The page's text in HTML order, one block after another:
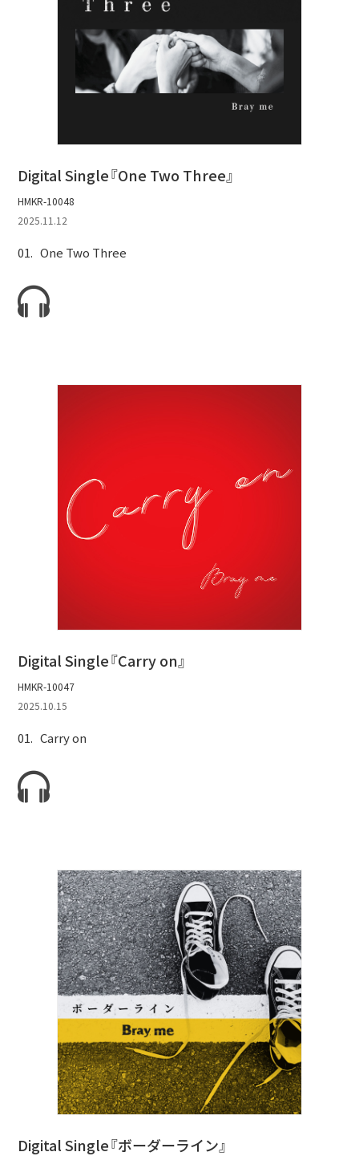
Digital Single『One Two Three』
HMKR-10048
2025.11.12
One Two Three
Digital Single『Carry on』
HMKR-10047
2025.10.15
Carry on
Digital Single『ボーダーライン』